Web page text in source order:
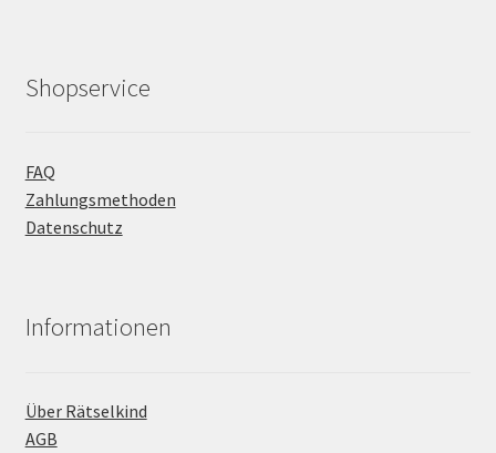
Shopservice
FAQ
Zahlungsmethoden
Datenschutz
Informationen
Über Rätselkind
AGB